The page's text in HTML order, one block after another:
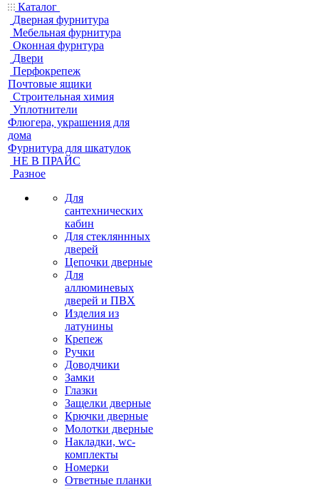
Каталог
Дверная фурнитура
Мебельная фурнитура
Оконная фурнтура
Двери
Перфокрепеж
Почтовые ящики
Строительная химия
Уплотнители
Флюгера, украшения для
дома
Фурнитура для шкатулок
НЕ В ПРАЙС
Разное
Для
сантехнических
кабин
Для стекляннных
дверей
Цепочки дверные
Для
аллюминевых
дверей и ПВХ
Изделия из
латунины
Крепеж
Ручки
Доводчики
Замки
Глазки
Защелки дверные
Крючки дверные
Молотки дверные
Накладки, wc-
комплекты
Номерки
Ответные планки